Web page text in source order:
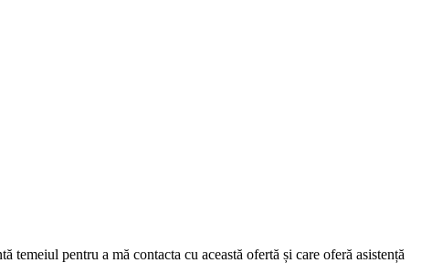
pentru a mă contacta cu această ofertă și care oferă asistență